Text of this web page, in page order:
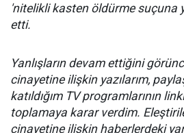
'nitelikli kasten öldürme suçuna
etti.
Yanlışların devam ettiğini
cinayetine ilişkin yazılarım,
katıldığım TV programlarının
toplamaya karar verdim.
cinayetine ilişkin haberlerdeki